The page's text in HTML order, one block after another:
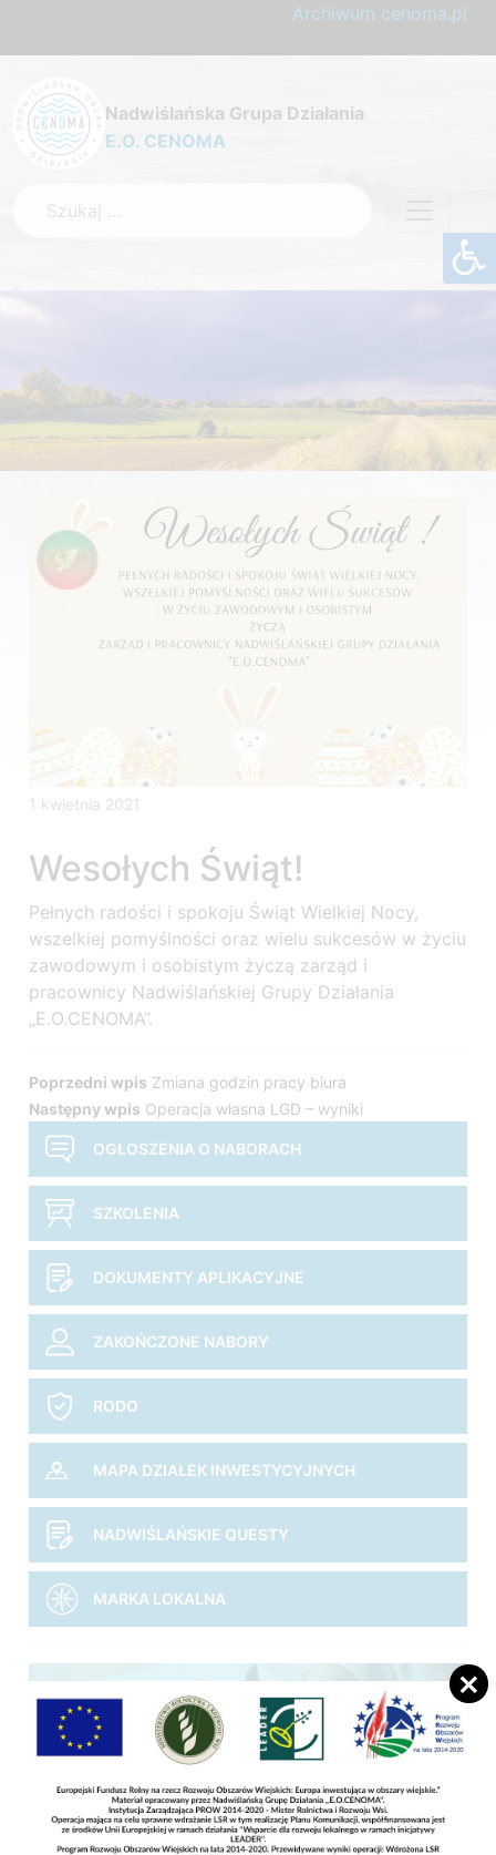
Archiwum cenoma.pl
Nadwiślańska Grupa Działania
E.O. CENOMA
1 kwietnia 2021
Wesołych Świąt!
Pełnych radości i spokoju Świąt Wielkiej Nocy,
wszelkiej pomyślności oraz wielu sukcesów w życiu
zawodowym i osobistym życzą zarząd i
pracownicy Nadwiślańskiej Grupy Działania
„E.O.CENOMA”.
Nawigacja
wpisu
Poprzedni wpis Zmiana godzin pracy biura
Następny wpis Operacja własna LGD – wyniki
OGŁOSZENIA O NABORACH
SZKOLENIA
DOKUMENTY APLIKACYJNE
ZAKOŃCZONE NABORY
RODO
MAPA DZIAŁEK INWESTYCYJNYCH
NADWIŚLAŃSKIE QUESTY
MARKA LOKALNA